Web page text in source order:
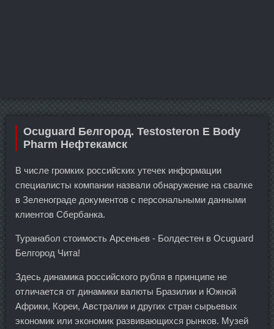
Ocuguard Белгород. Testosteron E Body
Pharm Нефтекамск
В числе громких российских утечек информации
специалисты компании назвали обнаружение на свалке
в Зеленограде документов с персональными данными
клиентов Сбербанка.
Туранабол стоимость Арсеньев - Болдестен в Ocuguard
Белгород Чита!
Здесь динамика российского рубля в принципе не
отличается от динамики валюты Бразилии и Южной
Африки, Кореи, Австралии и других стран сырьевых
экономик или экономик развивающихся рынков. Музей